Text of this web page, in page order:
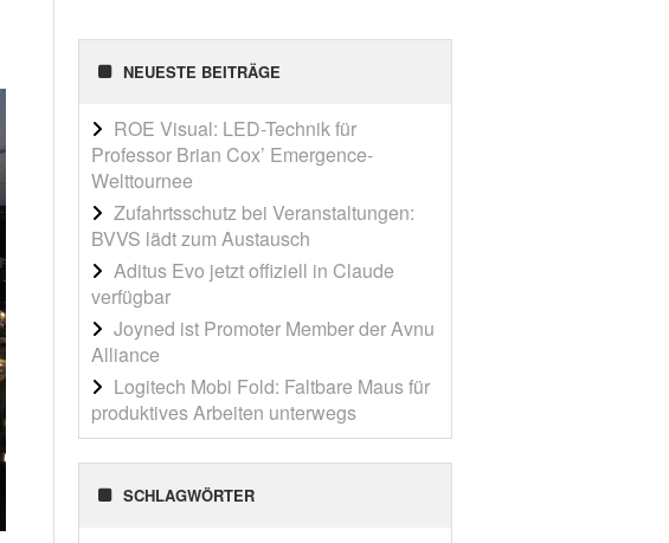
NEUESTE BEITRÄGE
ROE Visual: LED-Technik für
Professor Brian Cox’ Emergence-
Welttournee
Zufahrtsschutz bei Veranstaltungen:
BVVS lädt zum Austausch
Aditus Evo jetzt offiziell in Claude
verfügbar
Joyned ist Promoter Member der Avnu
Alliance
Logitech Mobi Fold: Faltbare Maus für
produktives Arbeiten unterwegs
SCHLAGWÖRTER